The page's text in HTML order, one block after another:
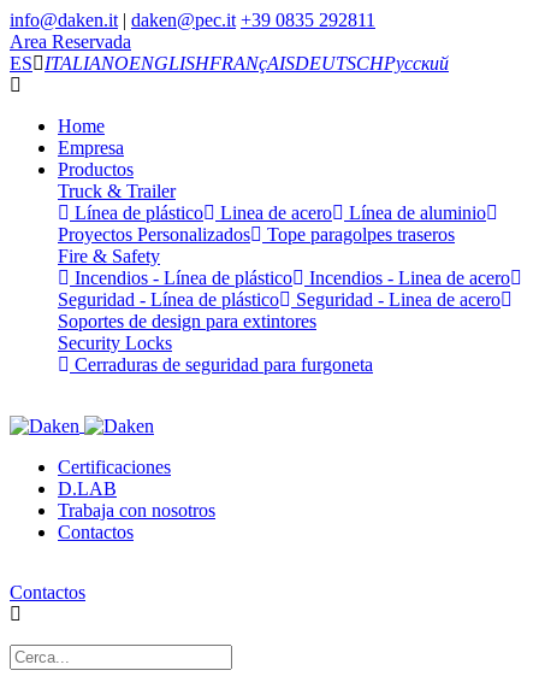
info@daken.it | daken@pec.it +39 0835 292811
Area Reservada
ES
ITALIANOENGLISHFRANçAISDEUTSCHРусский
Home
Empresa
Productos
Truck & Trailer
Línea de plástico
Linea de acero
Línea de aluminio
Proyectos Personalizados
Tope paragolpes traseros
Fire & Safety
Incendios - Línea de plástico
Incendios - Linea de acero
Seguridad - Línea de plástico
Seguridad - Linea de acero
Soportes de design para extintores
Security Locks
Cerraduras de seguridad para furgoneta
Certificaciones
D.LAB
Trabaja con nosotros
Contactos
Contactos